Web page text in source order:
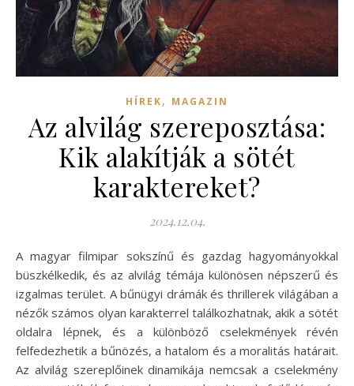
HÍREK, MAGAZIN
Az alvilág szereposztása:
Kik alakítják a sötét
karaktereket?
2024.12.04.
A magyar filmipar sokszínű és gazdag hagyományokkal
büszkélkedik, és az alvilág témája különösen népszerű és
izgalmas terület. A bűnügyi drámák és thrillerek világában a
nézők számos olyan karakterrel találkozhatnak, akik a sötét
oldalra lépnek, és a különböző cselekmények révén
felfedezhetik a bűnözés, a hatalom és a moralitás határait.
Az alvilág szereplőinek dinamikája nemcsak a cselekmény